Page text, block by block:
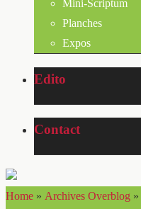
Mini-Scriptum
Planches
Expos
Edito
Contact
Home » Archives Overblog »